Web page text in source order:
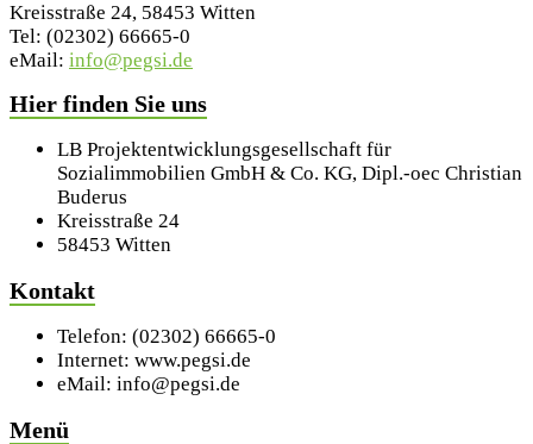
Kreisstraße 24, 58453 Witten
Tel: (02302) 66665-0
eMail: info@pegsi.de
Hier finden Sie uns
LB Projektentwicklungsgesellschaft für
Sozialimmobilien GmbH & Co. KG, Dipl.-oec Christian
Buderus
Kreisstraße 24
58453 Witten
Kontakt
Telefon: (02302) 66665-0
Internet: www.pegsi.de
eMail: info@pegsi.de
Menü